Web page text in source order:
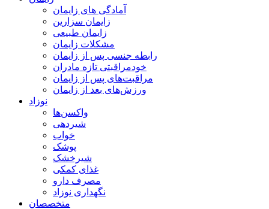
آمادگی های زایمان
زایمان سزارین
زایمان طبیعی
مشکلات زایمان
رابطه جنسی پس از زایمان
خودمراقبتی تازه مادران
مراقبت‌های پس از زایمان
ورزش‌های بعد از زایمان
نوزاد
واکسن‌ها
شیردهی
خواب
پوشک
شیرخشک
غذای کمکی
مصرف دارو
نگهداری نوزاد
متخصصان